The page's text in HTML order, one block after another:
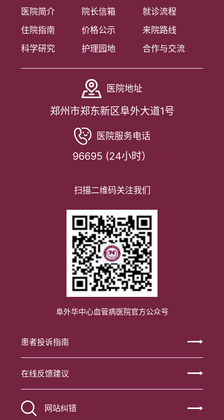
医院简介 院长信箱
就诊流程
住院指南
价格公示
来院路线
科学研究
护理园地 合作与交流
医院地址
郑州市郑东新区阜外大道1号
医院服务电话
96695 (24小时）
扫描二维码关注我们
阜外华中心血管病医院官方公众号
患者投诉指南
在线反馈建议
网站纠错